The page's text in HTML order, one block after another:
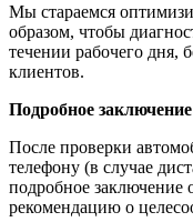
Мы стараемся
образом, чтобы
течении рабочего дня,
клиентов.
Подробное заключение
После проверки
телефону (в случае
подробное заключение
рекомендацию о